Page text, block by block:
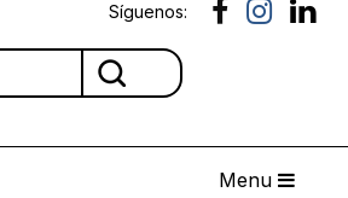
Síguenos:
Menu